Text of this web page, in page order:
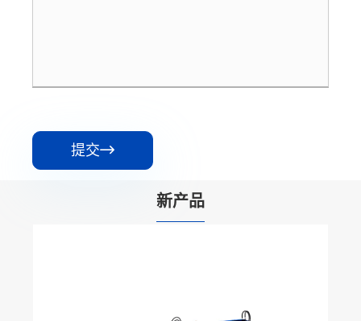
提交
新产品